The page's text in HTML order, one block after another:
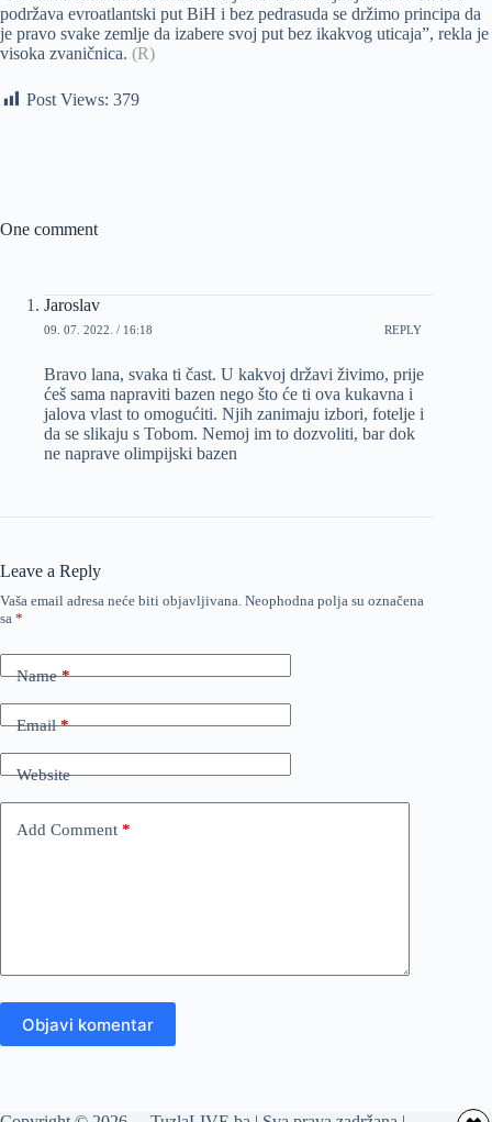
podržava evroatlantski put BiH i bez pedrasuda se držimo principa da
je pravo svake zemlje da izabere svoj put bez ikakvog uticaja”, rekla je
visoka zvaničnica. (R)
Post Views: 379
One comment
Jaroslav
09. 07. 2022. / 16:18 REPLY
Bravo lana, svaka ti čast. U kakvoj državi živimo, prije
ćeš sama napraviti bazen nego što će ti ova kukavna i
jalova vlast to omogućiti. Njih zanimaju izbori, fotelje i
da se slikaju s Tobom. Nemoj im to dozvoliti, bar dok
ne naprave olimpijski bazen
Leave a Reply
Vaša email adresa neće biti objavljivana. Neophodna polja su označena
sa *
Name*
Email*
Website
Add Comment *
Objavi komentar